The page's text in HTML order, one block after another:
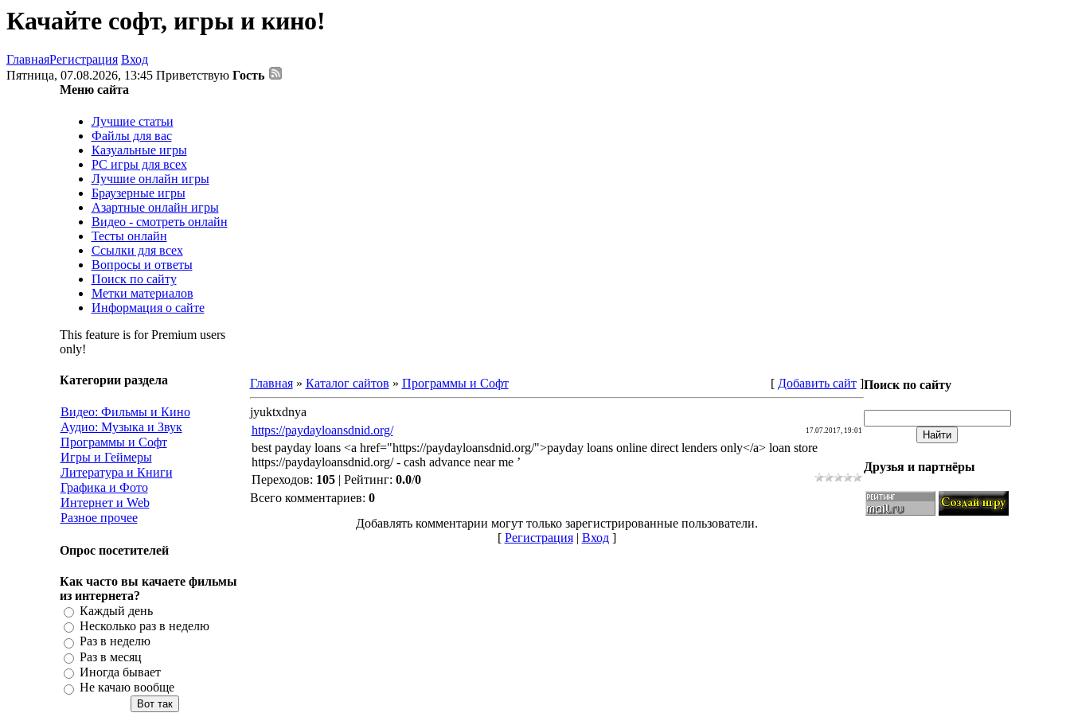
Качайте софт, игры и кино!
ГлавнаяРегистрация Вход
Пятница, 07.08.2026, 13:45 Приветствую Гость
Меню сайта
Лучшие статьи
Файлы для вас
Казуальные игры
PC игры для всех
Лучшие онлайн игры
Браузерные игры
Азартные онлайн игры
Видео - смотреть онлайн
Тесты онлайн
Ссылки для всех
Вопросы и ответы
Поиск по сайту
Метки материалов
Информация о сайте
This feature is for Premium users
only!
Категории раздела
Видео: Фильмы и Кино
Аудио: Музыка и Звук
Программы и Софт
Игры и Геймеры
Литература и Книги
Графика и Фото
Интернет и Web
Разное прочее
Опрос посетителей
Как часто вы качаете фильмы
из интернета?
Каждый день
Несколько раз в неделю
Раз в неделю
Раз в месяц
Иногда бывает
Не качаю вообще
Главная» Каталог сайтов » Программы и Софт [ Добавить сайт]
jyuktxdnya
https://paydayloansdnid.org/
17.07.2017, 19:01
best payday loans <a href="https://paydayloansdnid.org/">payday loans online direct lenders only</a> loan store
https://paydayloansdnid.org/ - cash advance near me ’
Переходов: 105| Рейтинг: 0.0/0
Всего комментариев: 0
Добавлять комментарии могут только зарегистрированные пользователи.
[ Регистрация| Вход]
Поиск по сайту
Друзья и партнёры